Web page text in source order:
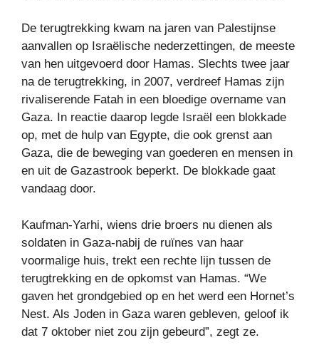
De terugtrekking kwam na jaren van Palestijnse
aanvallen op Israëlische nederzettingen, de meeste
van hen uitgevoerd door Hamas. Slechts twee jaar
na de terugtrekking, in 2007, verdreef Hamas zijn
rivaliserende Fatah in een bloedige overname van
Gaza. In reactie daarop legde Israël een blokkade
op, met de hulp van Egypte, die ook grenst aan
Gaza, die de beweging van goederen en mensen in
en uit de Gazastrook beperkt. De blokkade gaat
vandaag door.
Kaufman-Yarhi, wiens drie broers nu dienen als
soldaten in Gaza-nabij de ruïnes van haar
voormalige huis, trekt een rechte lijn tussen de
terugtrekking en de opkomst van Hamas. “We
gaven het grondgebied op en het werd een Hornet’s
Nest. Als Joden in Gaza waren gebleven, geloof ik
dat 7 oktober niet zou zijn gebeurd”, zegt ze.